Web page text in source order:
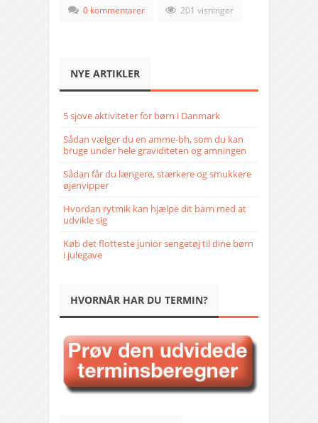
0 kommentarer 201 visninger
NYE ARTIKLER
5 sjove aktiviteter for børn i Danmark
Sådan vælger du en amme-bh, som du kan
bruge under hele graviditeten og amningen
Sådan får du længere, stærkere og smukkere
øjenvipper
Hvordan rytmik kan hjælpe dit barn med at
udvikle sig
Køb det flotteste junior sengetøj til dine børn
i julegave
HVORNÅR HAR DU TERMIN?